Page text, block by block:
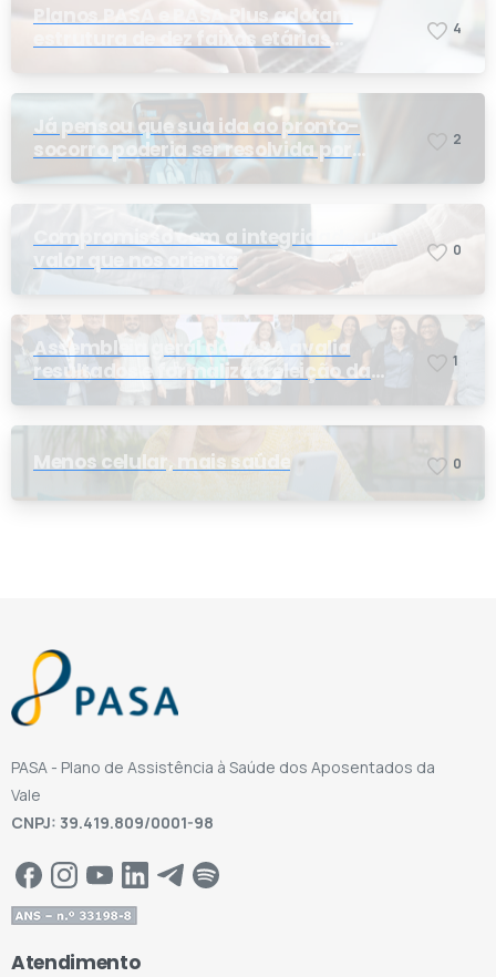
Planos PASA e PASA Plus adotam
estrutura de dez faixas etárias
conforme exigência da ANS e do STF
4
Já pensou que sua ida ao pronto-
socorro poderia ser resolvida por
telemedicina?
2
Compromisso com a integridade: um
valor que nos orienta
0
Assembleia geral do PASA avalia
resultados e formaliza a eleição da
nova conselheira
1
Menos celular, mais saúde 0
PASA - Plano de Assistência à Saúde dos Aposentados da
Vale
CNPJ: 39.419.809/0001-98
Atendimento